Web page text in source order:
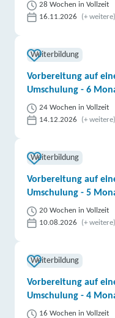
28 Wochen in Vollzeit
16.11.2026
(+ weitere)
Weiterbildung
Vorbereitung auf
Umschulung - 6
24 Wochen in Vollzeit
14.12.2026
(+ weitere)
Weiterbildung
Vorbereitung auf
Umschulung - 5
20 Wochen in Vollzeit
10.08.2026
(+ weitere)
Weiterbildung
Vorbereitung auf
Umschulung - 4
16 Wochen in Vollzeit